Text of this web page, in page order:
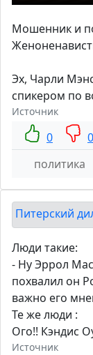
Мошенник и
Эх, Чарли
спикером по
Источник
0 0
политика
Питерский
Люди такие:
- Ну Эррол
похвалил он
важно его
Те же люди :
Ого!! Кэндис
Источник